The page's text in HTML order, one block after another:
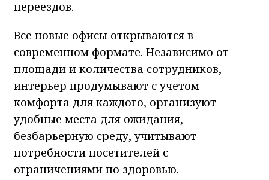
переездов.
Все новые офисы открываются в
современном формате. Независимо от
площади и количества сотрудников,
интерьер продумывают с учетом
комфорта для каждого, организуют
удобные места для ожидания,
безбарьерную среду, учитывают
потребности посетителей с
ограничениями по здоровью.